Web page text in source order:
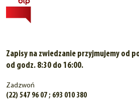
Zapisy na zwiedzanie przyjmujemy od
od godz. 8:30 do 16:00.
Zadzwoń
(22) 547 96 07 ; 693 010 380